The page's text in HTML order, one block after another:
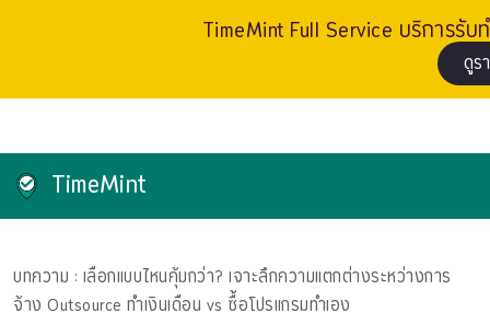
TimeMint Full Service บริการรั
ดูร
TimeMint
บทความ : เลือกแบบไหนคุ้มกว่า? เจาะลึกความแตกต่างระหว่างการ
จ้าง Outsource ทำเงินเดือน vs ซื้อโปรแกรมทำเอง